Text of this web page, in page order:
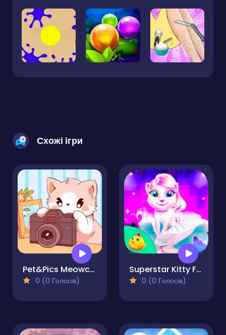
Схожі ігри
Pet&Pics Meowconnect
0 (0 Голосів)
Superstar Kitty Fashion Award
0 (0 Голосів)